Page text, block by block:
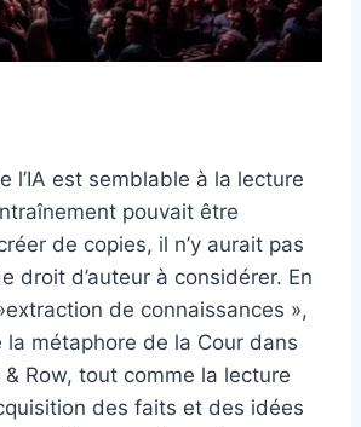
l’IA est semblable à la lecture
pouvait être
de copies, il n’y aurait pas
droit d’auteur à considérer. En
de connaissances »,
la métaphore de la Cour dans
& Row, tout comme la lecture
des faits et des idées